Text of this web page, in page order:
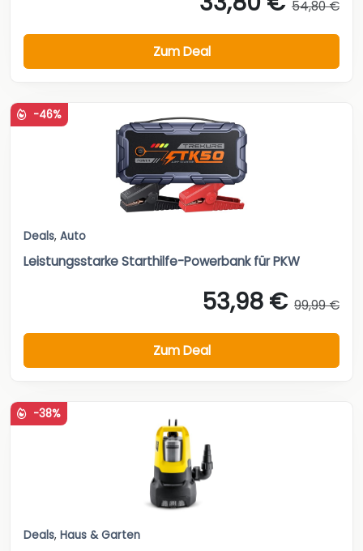
54,80 €
Zum Deal
-46%
Deals, Auto
Leistungsstarke Starthilfe-Powerbank für PKW
53,98 € 99,99 €
Zum Deal
-38%
Deals, Haus & Garten